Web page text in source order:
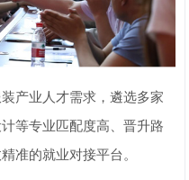
产业人才需求，遴选多家
等专业匹配度高、晋升路
准的就业对接平台。